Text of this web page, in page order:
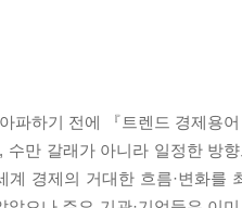
파하기 전에 『트렌드 경제용
만 갈래가 아니라 일정한 방
경제의 거대한 흐름·변화를